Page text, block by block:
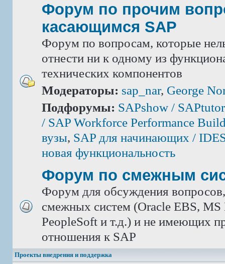
Форум по прочим
касающимся SAP
Форум по вопросам, которые
отнести ни к одному из
технических компонентов
Модераторы: sap_nar, George
Подфорумы: SAPshow / SAPtutor
/ SAP Workforce Performance
вузы, SAP для начинающих /
новая функциональность
Форум по смежным
Форум для обсуждения
смежных систем (Oracle EBS,
PeopleSoft и т.д.) и не имеющих
отношения к SAP
Проекты внедрения и поддержка